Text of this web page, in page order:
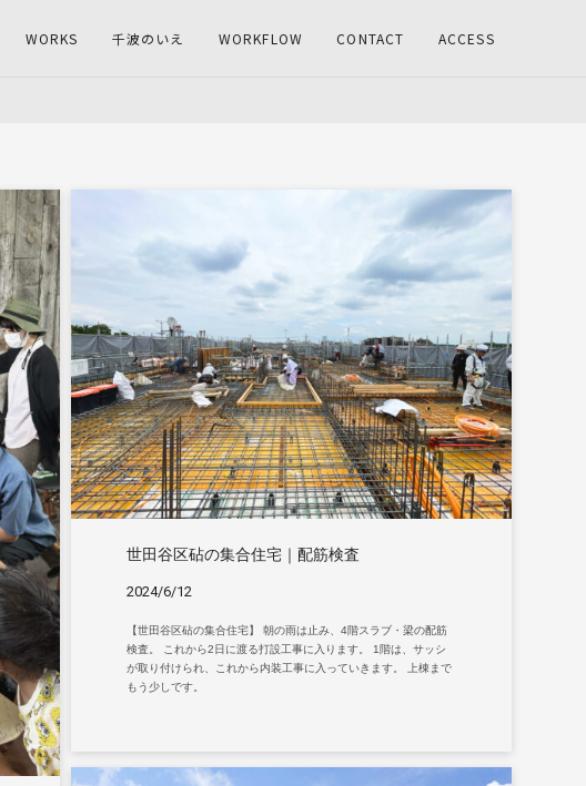
WORKS 千波のいえ WORKFLOW CONTACT ACCESS
世田谷区砧の集合住宅｜配筋検査
2024/6/12
【世田谷区砧の集合住宅】 朝の雨は止み、4階スラブ・梁の配筋
検査。 これから2日に渡る打設工事に入ります。 1階は、サッシ
が取り付けられ、これから内装工事に入っていきます。 上棟まで
もう少しです。